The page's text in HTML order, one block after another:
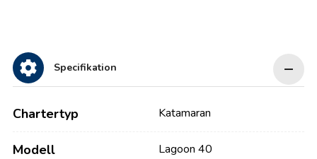
Specifikation
Chartertyp Katamaran
Modell Lagoon 40